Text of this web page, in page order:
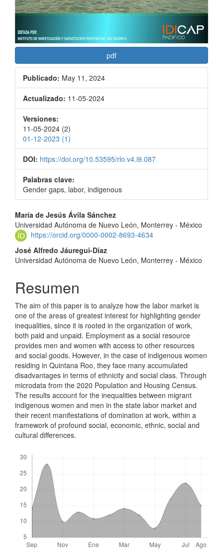
pdf
Publicado: May 11, 2024
Actualizado: 11-05-2024
Versiones:
11-05-2024 (2)
01-12-2023 (1)
DOI: https://doi.org/10.53595/rlo.v4.i9.087
Palabras clave:
Gender gaps, labor, indigenous
Contenido
principal
del
artículo
María de Jesús Ávila Sánchez
Universidad Autónoma de Nuevo León, Monterrey - México
https://orcid.org/0000-0002-8693-4634
José Alfredo Jáuregui-Díaz
Universidad Autónoma de Nuevo León, Monterrey - México
Resumen
The aim of this paper is to analyze how the labor market is
one of the areas of greatest interest for highlighting gender
inequalities, since it is rooted in the organization of work,
both paid and unpaid. Employment as a social resource
provides men and women with access to other resources
and social goods. However, in the case of indigenous women
residing in Quintana Roo, they face many accumulated
disadvantages in terms of ethnicity and social class. Through
microdata from the 2020 Population and Housing Census.
The results account for the inequalities between migrant
indigenous women and men in the state labor market and
their recent manifestations of domination at work, within a
framework of profound social, economic, ethnic, social and
cultural differences.